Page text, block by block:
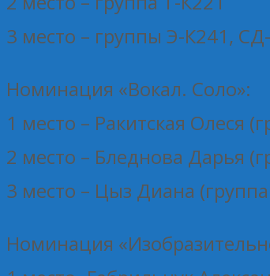
3 место – группы Э-К241,
Номинация «Вокал. Соло»:
1 место – Ракитская Олеся
2 место – Бледнова Дарья
3 место – Цыз Диана
Номинация